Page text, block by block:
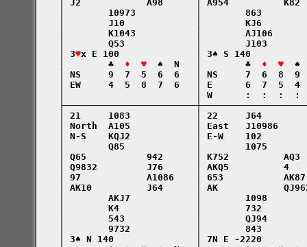
│ J2            A98      │ A954
│        10973           │        863
│        J10             │        KJ6
│        K1043           │        AJ106
│        Q53             │        J103
    │ 3
♥x E 100              │ 3♠ S 140
    │        ♣
♦  ♥
  ♠  N   │        ♣
♦  ♥
♠
│ NS     9  7  5  6  6   │ NS     7  6  8
│ EW     4  5  8  7  6   │ E      6  7  5
│                        │ W      :  :  :
│ 21     1083            │ 22     J64
│ North  A105            │ East   J10986
│ N-S    KQJ2            │ E-W    102
│        Q85             │        1075
│ Q65           942      │ K752
│ Q9832         J76      │ AKQ5          4
│ 97            A1086    │ 653
│ AK10          J64      │ AK
│        AKJ7            │        1098
│        K4              │        732
│        543             │        QJ94
│        9732            │        843
│ 3♠ N 140               │ 7N E -2220